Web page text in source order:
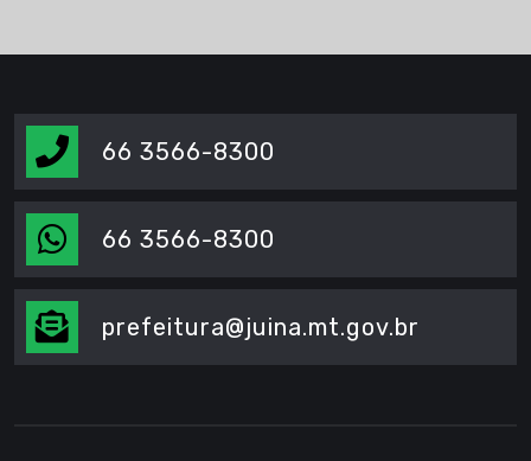
66 3566-8300
66 3566-8300
prefeitura@juina.mt.gov.br